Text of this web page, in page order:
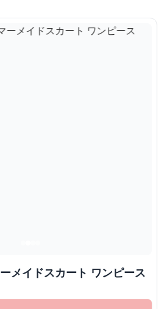
メイドスカート ワンピース